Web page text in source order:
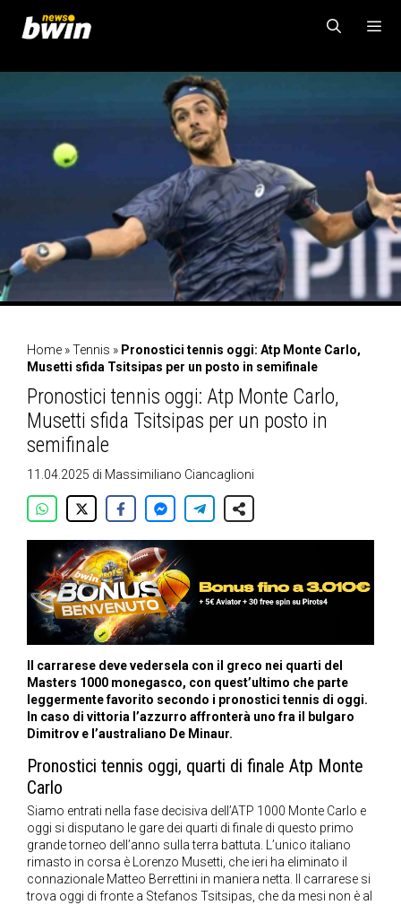
contenuto
Home »Tennis » Pronostici tennis oggi: Atp Monte Carlo,
Musetti sfida Tsitsipas per un posto in semifinale
Pronostici tennis oggi: Atp Monte Carlo,
Musetti sfida Tsitsipas per un posto in
semifinale
11.04.2025 di Massimiliano Ciancaglioni
Il carrarese deve vedersela con il greco nei quarti del
Masters 1000 monegasco, con quest’ultimo che parte
leggermente favorito secondo i pronostici tennis di oggi.
In caso di vittoria l’azzurro affronterà uno fra il bulgaro
Dimitrov e l’australiano De Minaur.
Pronostici tennis oggi, quarti di finale Atp Monte
Carlo
Siamo entrati nella fase decisiva dell’ATP 1000 Monte Carlo e
oggi si disputano le gare dei quarti di finale di questo primo
grande torneo dell’anno sulla terra battuta. L’unico italiano
rimasto in corsa è Lorenzo Musetti, che ieri ha eliminato il
connazionale Matteo Berrettini in maniera netta. Il carrarese si
trova oggi di fronte a Stefanos Tsitsipas, che da mesi non è al